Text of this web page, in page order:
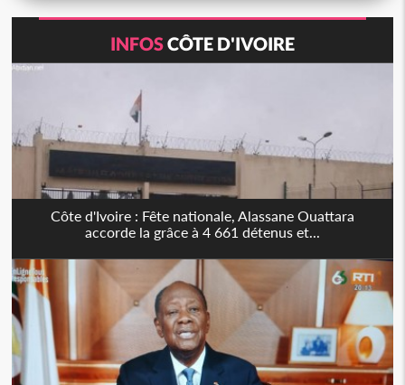
INFOSCÔTE D'IVOIRE
Côte d'Ivoire : Fête nationale, Alassane Ouattara
accorde la grâce à 4 661 détenus et...